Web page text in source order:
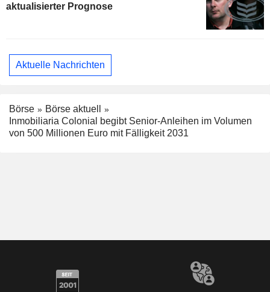
aktualisierter Prognose
Aktuelle Nachrichten
Börse
Börse aktuell
Inmobiliaria Colonial begibt Senior-Anleihen im Volumen
von 500 Millionen Euro mit Fälligkeit 2031